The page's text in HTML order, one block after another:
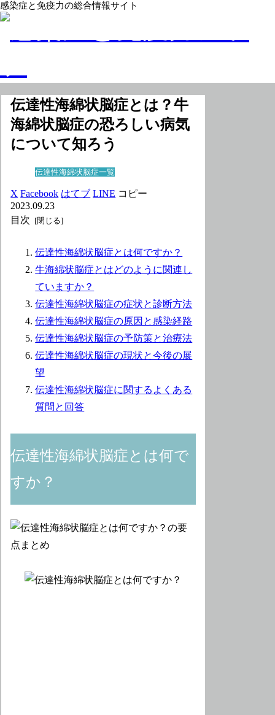
感染症と免疫力の総合情報サイト
伝達性海綿状脳症とは？牛
海綿状脳症の恐ろしい病気
について知ろう
伝達性海綿状脳症一覧
X Facebook はてブ LINE コピー
2023.09.23
目次
伝達性海綿状脳症とは何ですか？
牛海綿状脳症とはどのように関連し
ていますか？
伝達性海綿状脳症の症状と診断方法
伝達性海綿状脳症の原因と感染経路
伝達性海綿状脳症の予防策と治療法
伝達性海綿状脳症の現状と今後の展
望
伝達性海綿状脳症に関するよくある
質問と回答
伝達性海綿状脳症とは何で
すか？